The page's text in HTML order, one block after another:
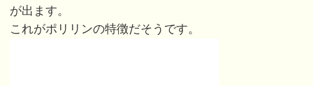
が出ます。
これがポリリンの特徴だそうです。